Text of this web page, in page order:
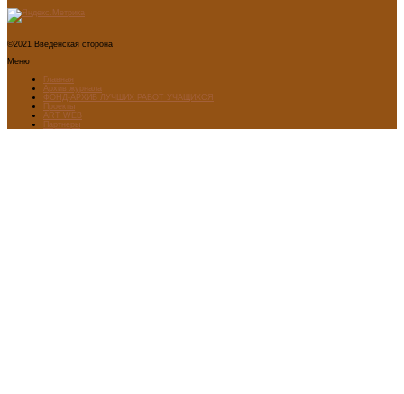
©2021 Введенская сторона
Меню
Главная
Архив журнала
ФОНД-АРХИВ ЛУЧШИХ РАБОТ УЧАЩИХСЯ
Проекты
ART WEB
Партнеры